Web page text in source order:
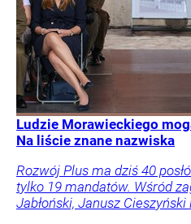
Ludzie Morawieckiego
Na liście znane nazwiska
Rozwój Plus ma dziś 40
tylko 19 mandatów. Wśród
Jabłoński, Janusz